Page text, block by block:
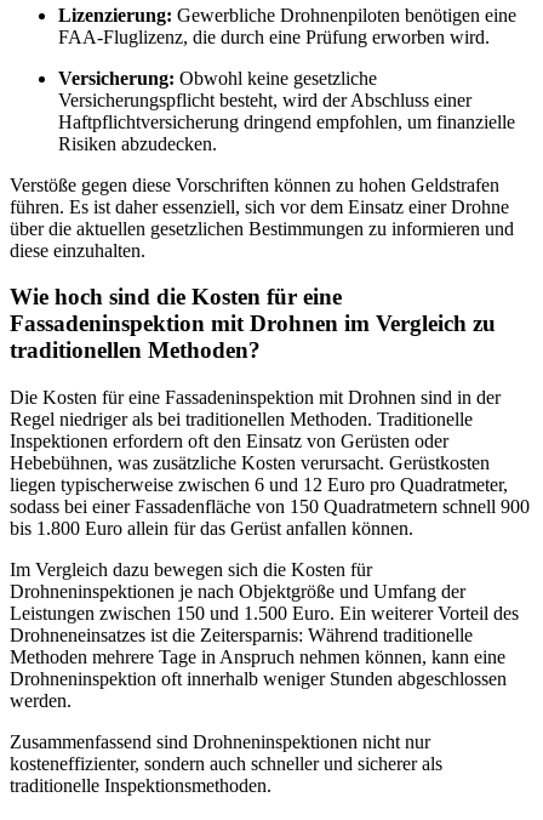
Lizenzierung: Gewerbliche Drohnenpiloten benötigen eine
FAA-Fluglizenz, die durch eine Prüfung erworben wird.
Versicherung: Obwohl keine gesetzliche
Versicherungspflicht besteht, wird der Abschluss einer
Haftpflichtversicherung dringend empfohlen, um finanzielle
Risiken abzudecken.
Verstöße gegen diese Vorschriften können zu hohen Geldstrafen
führen. Es ist daher essenziell, sich vor dem Einsatz einer Drohne
über die aktuellen gesetzlichen Bestimmungen zu informieren und
diese einzuhalten.
Wie hoch sind die Kosten für eine
Fassadeninspektion mit Drohnen im Vergleich zu
traditionellen Methoden?
Die Kosten für eine Fassadeninspektion mit Drohnen sind in der
Regel niedriger als bei traditionellen Methoden. Traditionelle
Inspektionen erfordern oft den Einsatz von Gerüsten oder
Hebebühnen, was zusätzliche Kosten verursacht. Gerüstkosten
liegen typischerweise zwischen 6 und 12 Euro pro Quadratmeter,
sodass bei einer Fassadenfläche von 150 Quadratmetern schnell 900
bis 1.800 Euro allein für das Gerüst anfallen können.
Im Vergleich dazu bewegen sich die Kosten für
Drohneninspektionen je nach Objektgröße und Umfang der
Leistungen zwischen 150 und 1.500 Euro. Ein weiterer Vorteil des
Drohneneinsatzes ist die Zeitersparnis: Während traditionelle
Methoden mehrere Tage in Anspruch nehmen können, kann eine
Drohneninspektion oft innerhalb weniger Stunden abgeschlossen
werden.
Zusammenfassend sind Drohneninspektionen nicht nur
kosteneffizienter, sondern auch schneller und sicherer als
traditionelle Inspektionsmethoden.